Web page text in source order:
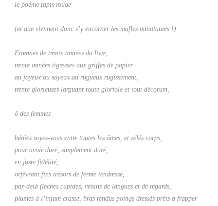
le poème tapis rouge
(et que viennent donc s’y encorner les mufles minotaures !)
Etrennes de trente années du livre,
trente années tigresses aux griffes de papier
au joyeux au soyeux au rugueux rugissement,
trente glorieuses larguant toute gloriole et tout décorum,
ô des femmes
bénies soyez-vous entre toutes les âmes, et zélés corps,
pour avoir duré, simplement duré,
en juste fidélité,
orfévrant fins trésors de ferme tendresse,
par-delà flèches cupides, venins de langues et de regards,
plumes à l’injure crasse, bras tendus poings dressés prêts à frapper